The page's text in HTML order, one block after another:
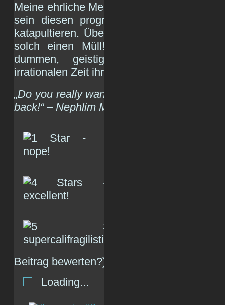
Meine ehrliche Meinung dazu: Es muss
sein diesen programmierten Bullshit
katapultieren. Überlegt euch: 19
solch einen Müll! Überlegt euch
dummen, geistig umnachteten,
irrationalen Zeit ihr wirklich lebt.
„Do you really want to head into the future
back!“ – Nephlim Modulation Systems,
Beitrag bewerten?)
Loading...